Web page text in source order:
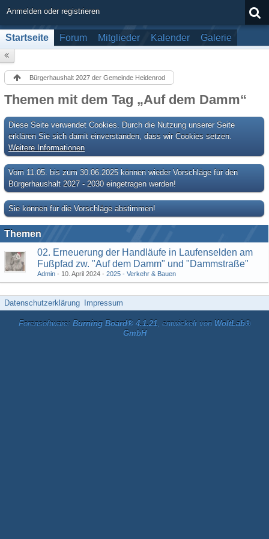
Anmelden oder registrieren
Startseite Forum Mitglieder Kalender Galerie
Bürgerhaushalt 2027 der Gemeinde Heidenrod
Themen mit dem Tag „Auf dem Damm“
Diese Seite verwendet Cookies. Durch die Nutzung unserer Seite
erklären Sie sich damit einverstanden, dass wir Cookies setzen.
Weitere Informationen
Vom 11.05. bis zum 30.06.2025 können wieder Vorschläge für den
Bürgerhaushalt 2027 - 2030 eingetragen werden!
Sie können für die Vorschläge abstimmen!
Themen
02. Erneuerung der Handläufe in Laufenselden am
Fußpfad zw. "Auf dem Damm" und "Dammstraße"
Admin 10. April 2024 2025 - Verkehr & Bauen
Datenschutzerklärung Impressum
Forensoftware: Burning Board® 4.1.21, entwickelt von WoltLab®
GmbH